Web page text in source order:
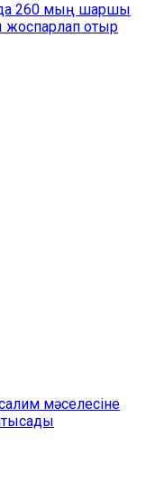
260 мың шаршы
жоспарлап отыр
мәселесіне